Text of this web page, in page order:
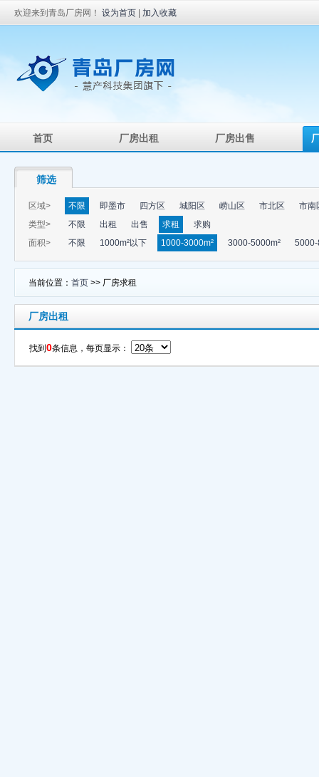
欢迎来到青岛厂房网！ 设为首页 加入收藏
首页 厂房出租 厂房出售
筛选
区域> 不限 即墨市 四方区 城阳区 崂山区 市北区
市南
类型>
不限 出租 出售 求租
求购
面积>
不限 1000m²以下 1000-3000m² 3000-5000m² 5000-
当前位置： 首页 >> 厂房求租
厂房出租
找到 0条信息，每页显示：